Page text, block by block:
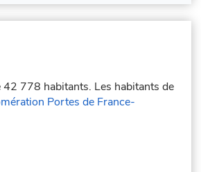
42 778 habitants. Les habitants de
Portes de France-